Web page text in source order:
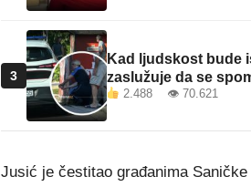
3
Kad ljudskost bude
zaslužuje da se
2.488 👁 70.621
Jusić je čestitao građanima